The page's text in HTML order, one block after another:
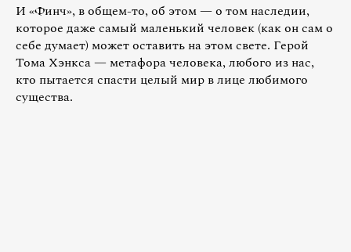
И «Финч», в общем-то, об этом — о том наследии,
которое даже самый маленький человек (как он сам о
себе думает) может оставить на этом свете. Герой
Тома Хэнкса — метафора человека, любого из нас,
кто пытается спасти целый мир в лице любимого
существа.